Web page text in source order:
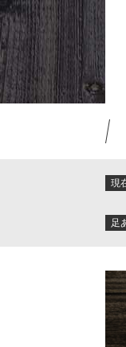
ペ
ー
ジ
の
先
頭
メ
ニ
ュ
ー
を
飛
現